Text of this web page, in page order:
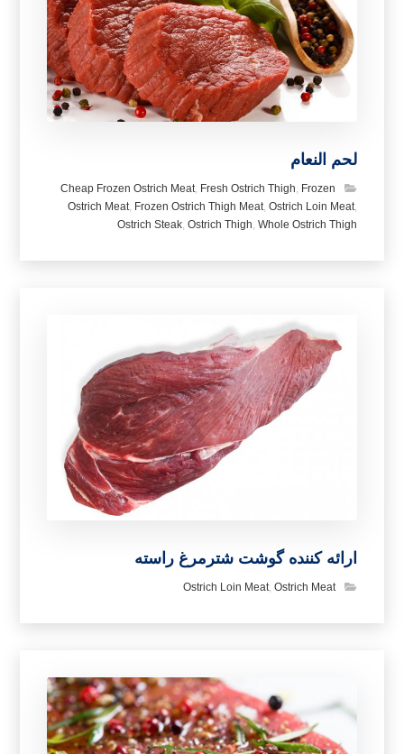
لحم النعام
Cheap Frozen Ostrich Meat, Fresh Ostrich Thigh, Frozen
Ostrich Meat, Frozen Ostrich Thigh Meat, Ostrich Loin Meat,
Ostrich Steak, Ostrich Thigh, Whole Ostrich Thigh
ارائه کننده گوشت شترمرغ راسته
Ostrich Loin Meat, Ostrich Meat